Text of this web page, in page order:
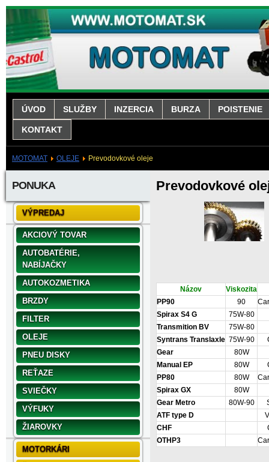
ÚVOD SLUŽBY INZERCIA BURZA POISTENIE
KONTAKT
MOTOMAT OLEJE Prevodovkové oleje
PONUKA
VÝPREDAJ
AKCIOVÝ TOVAR
AUTOBATÉRIE,
NABÍJAČKY
AUTOKOZMETIKA
BRZDY
FILTER
OLEJE
PNEU DISKY
REŤAZE
SVIEČKY
VÝFUKY
ŽIAROVKY
MOTORKÁRI
Prevodovkové
Názov
Viskozita
PP90
90
Spirax S4 G
75W-80
Transmition BV
75W-80
Syntrans Translaxle 75W-90
Gear
80W
Manual EP
80W
PP80
80W
Spirax GX
80W
Gear Metro
80W-90
ATF type D
CHF
OTHP3